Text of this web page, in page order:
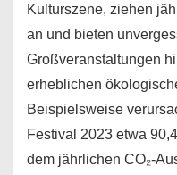
Kulturszene, ziehen
an und bieten
Großveranstaltungen
erheblichen
Beispielsweise
Festival 2023 etwa
dem jährlichen CO₂-